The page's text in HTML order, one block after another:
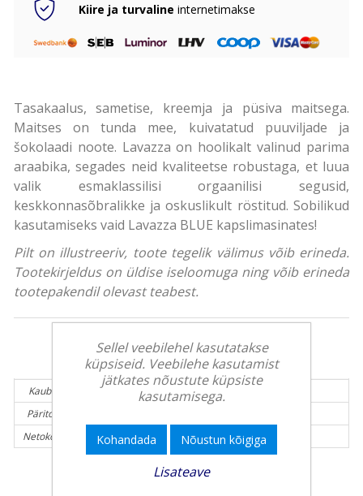
Kiire ja turvaline internetimakse
Tasakaalus, sametise, kreemja ja püsiva maitsega.
Maitses on tunda mee, kuivatatud puuviljade ja
šokolaadi noote. Lavazza on hoolikalt valinud parima
araabika, segades neid kvaliteetse robustaga, et luua
valik esmaklassilisi orgaanilisi segusid,
keskkonnasõbralikke ja oskuslikult röstitud. Sobilikud
kasutamiseks vaid Lavazza BLUE kapslimasinates!
Pilt on illustreeriv, toote tegelik välimus võib erineda.
Tootekirjeldus on üldise iseloomuga ning võib erineda
tootepakendil olevast teabest.
Tooteinfo:
Kaubamärk:
LAVAZZA
Päritolumaa:
Netokogus (g):
900 g
Sellel veebilehel kasutatakse
küpsiseid. Veebilehe kasutamist
jätkates nõustute küpsiste
kasutamisega.
Kohandada Nõustun kõigiga
Lisateave